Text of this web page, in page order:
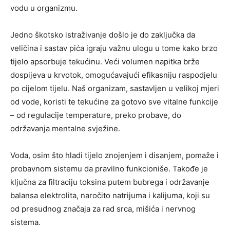
vodu u organizmu.
Jedno škotsko istraživanje došlo je do zaključka da
veličina i sastav pića igraju važnu ulogu u tome kako brzo
tijelo apsorbuje tekućinu. Veći volumen napitka brže
dospijeva u krvotok, omogućavajući efikasniju raspodjelu
po cijelom tijelu. Naš organizam, sastavljen u velikoj mjeri
od vode, koristi te tekućine za gotovo sve vitalne funkcije
– od regulacije temperature, preko probave, do
održavanja mentalne svježine.
Voda, osim što hladi tijelo znojenjem i disanjem, pomaže i
probavnom sistemu da pravilno funkcioniše. Takođe je
ključna za filtraciju toksina putem bubrega i održavanje
balansa elektrolita, naročito natrijuma i kalijuma, koji su
od presudnog značaja za rad srca, mišića i nervnog
sistema.